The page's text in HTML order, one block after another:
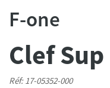
F-one
Clef Sup
Réf: 17-05352-000